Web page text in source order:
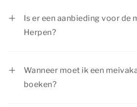
Is er een aanbieding voor de
Herpen?
Wanneer moet ik een
boeken?